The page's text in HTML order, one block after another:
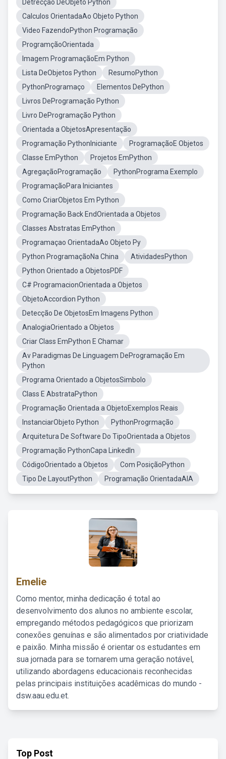
Detrecção DeObjeto Python
Calculos OrientadaAo Objeto Python
Video FazendoPython Programação
ProgramçãoOrientada
Imagem ProgramaçãoEm Python
Lista DeObjetos Python
ResumoPython
PythonProgramaço
Elementos DePython
Livros DeProgramação Python
Livro DeProgramação Python
Orientada a ObjetosApresentação
Programação PythonIniciante
ProgramaçãoE Objetos
Classe EmPython
Projetos EmPython
AgregaçãoProgramação
PythonPrograma Exemplo
ProgramaçãoPara Iniciantes
Como CriarObjetos Em Python
Programação Back EndOrientada a Objetos
Classes Abstratas EmPython
Programaçao OrientadaAo Objeto Py
Python ProgramaçãoNa China
AtividadesPython
Python Orientado a ObjetosPDF
C# ProgramacionOrientada a Objetos
ObjetoAccordion Python
Detecção De ObjetosEm Imagens Python
AnalogiaOrientado a Objetos
Criar Class EmPython E Chamar
Av Paradigmas De Linguagem DeProgramação Em
Python
Programa Orientado a ObjetosSimbolo
Class E AbstrataPython
Programação Orientada a ObjetoExemplos Reais
InstanciarObjeto Python
PythonProgrmação
Arquitetura De Software Do TipoOrientada a Objetos
Programação PythonCapa LinkedIn
CódigoOrientado a Objetos
Com PosiçãoPython
Tipo De LayoutPython
Programação OrientadaAIA
Emelie
Como mentor, minha dedicação é total ao
desenvolvimento dos alunos no ambiente escolar,
empregando métodos pedagógicos que priorizam
conexões genuínas e são alimentados por criatividade
e paixão. Minha missão é orientar os estudantes em
sua jornada para se tornarem uma geração notável,
utilizando abordagens educacionais reconhecidas
pelas principais instituições acadêmicas do mundo -
dsw.aau.edu.et.
Top Post